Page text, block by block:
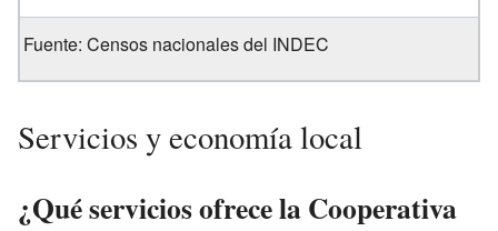
Fuente: Censos nacionales del INDEC
Servicios y economía local
¿Qué servicios ofrece la Cooperativa